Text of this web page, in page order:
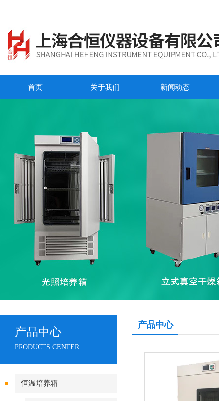
首页 关于我们 新闻动态
产品中心
PRODUCTS CENTER
恒温培养箱
产品中心